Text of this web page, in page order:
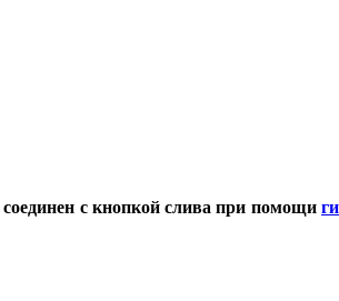
соединен с кнопкой слива при помощи